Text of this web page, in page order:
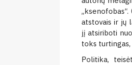
atstovais ir jų
jį atsiriboti
toks
Politika,